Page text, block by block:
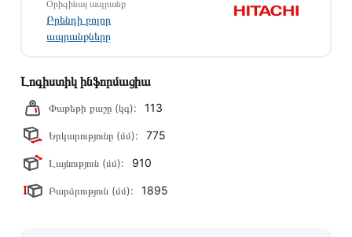
Օրիգինալ ապրանք
Բրենդի բոլոր
ապրանքները
Լոգիստիկ ինֆորմացիա
Փաթեթի քաշը (կգ): 113
Երկարությունը (մմ): 775
Լայնություն (մմ): 910
Բարձրություն (մմ): 1895